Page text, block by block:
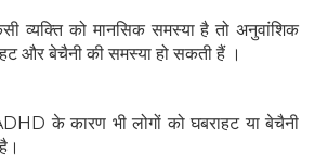
व्यक्ति को मानसिक समस्या है तो अनुवांशिक
और बेचैनी की समस्या हो सकती हैं ।
के कारण भी लोगों को घबराहट या बेचैनी